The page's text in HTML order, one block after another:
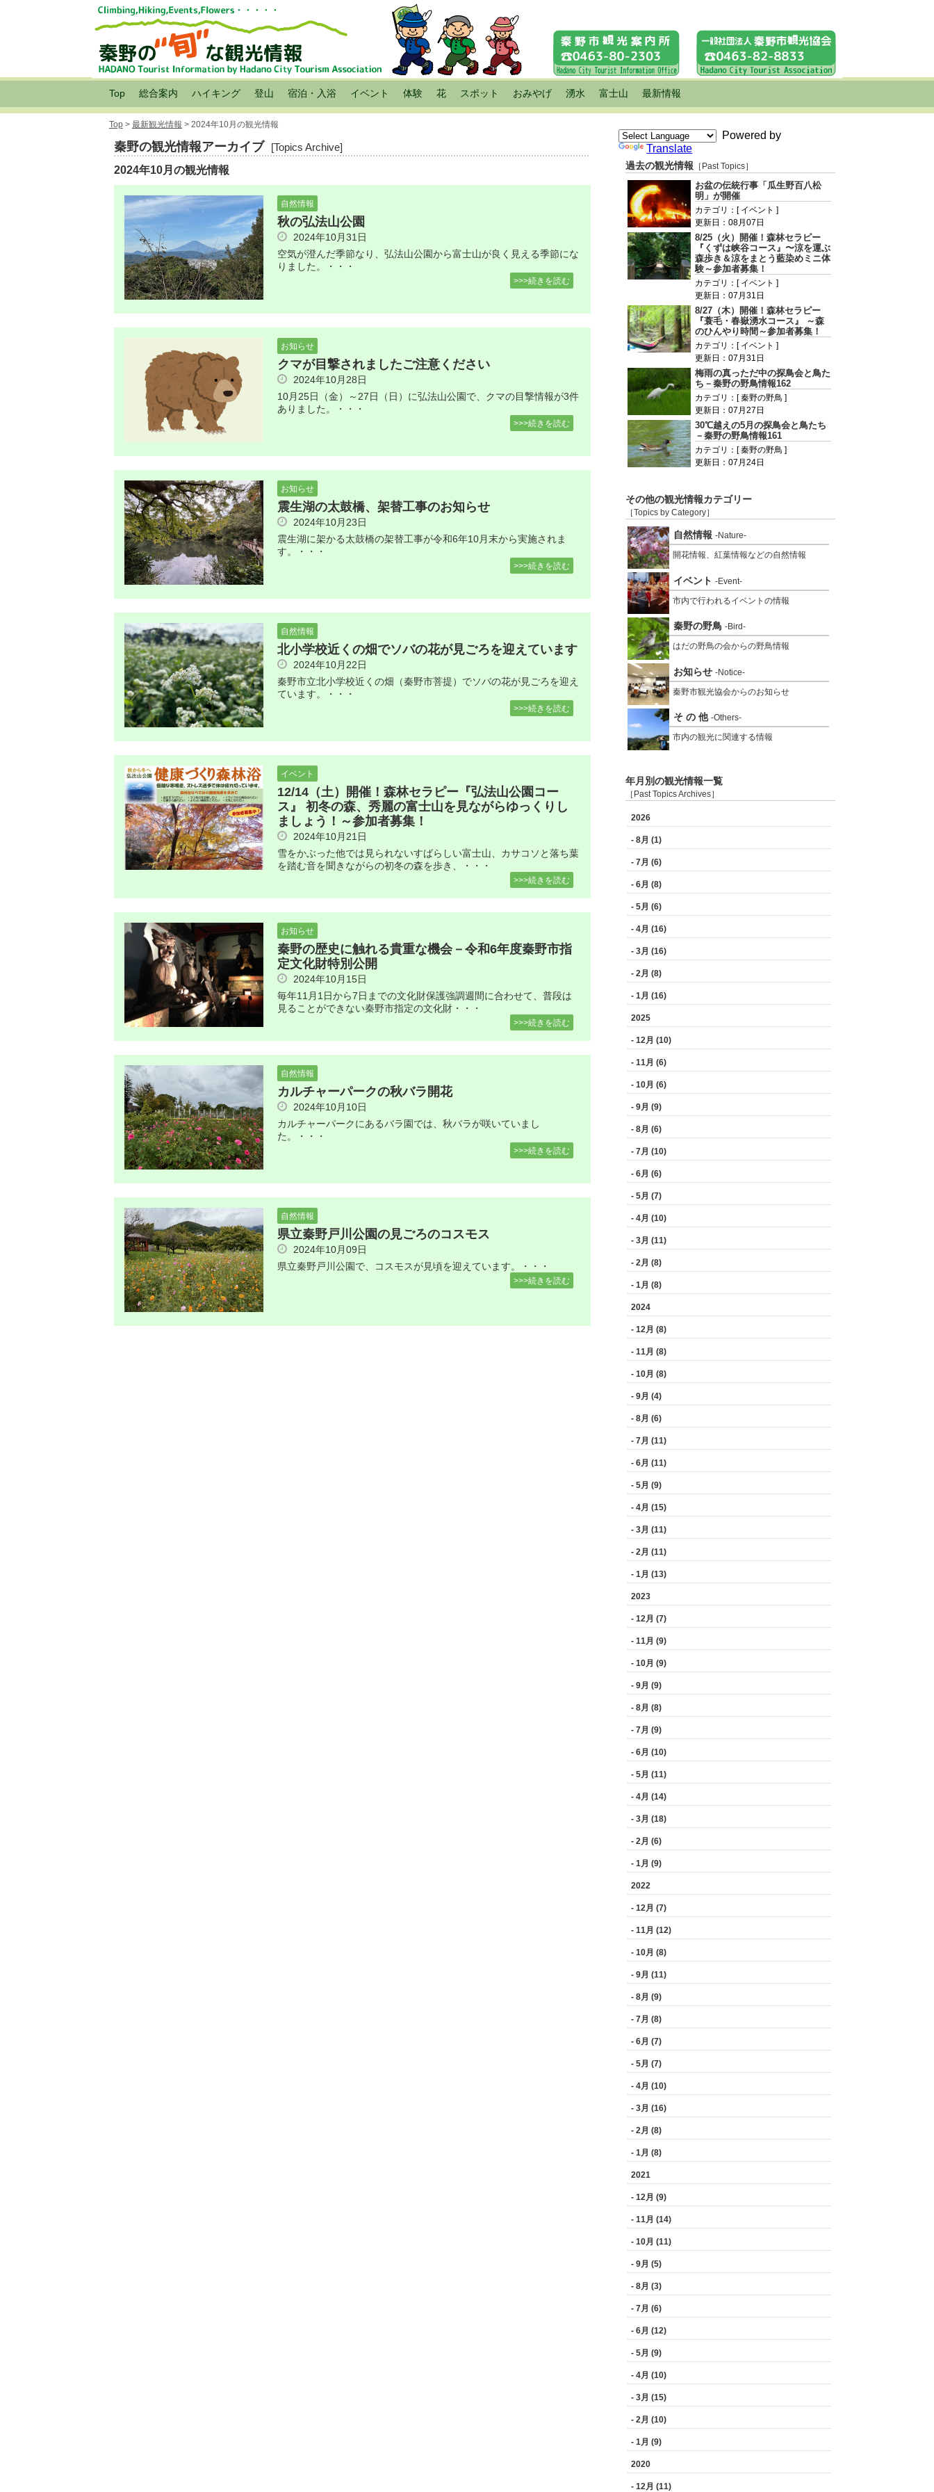
Top 総合案内 ハイキング 登山 宿泊・入浴 イベント 体験 花 スポット おみやげ 湧水 富士山 最新情報
Top> 最新観光情報 > 2024年10月の観光情報
秦野の観光情報アーカイブ [Topics Archive]
2024年10月の観光情報
自然情報
秋の弘法山公園
2024年10月31日
空気が澄んだ季節なり、弘法山公園から富士山が良く見える季節にな
りました。・・・
>>>続きを読む
お知らせ
クマが目撃されましたご注意ください
2024年10月28日
10月25日（金）～27日（日）に弘法山公園で、クマの目撃情報が3件
ありました。・・・
>>>続きを読む
お知らせ
震生湖の太鼓橋、架替工事のお知らせ
2024年10月23日
震生湖に架かる太鼓橋の架替工事が令和6年10月末から実施されま
す。・・・
>>>続きを読む
自然情報
北小学校近くの畑でソバの花が見ごろを迎えています
2024年10月22日
秦野市立北小学校近くの畑（秦野市菩提）でソバの花が見ごろを迎え
ています。・・・
>>>続きを読む
イベント
12/14（土）開催！森林セラピー『弘法山公園コー
ス』 初冬の森、秀麗の富士山を見ながらゆっくりし
ましょう！～参加者募集！
2024年10月21日
雪をかぶった他では見られないすばらしい富士山、カサコソと落ち葉
を踏む音を聞きながらの初冬の森を歩き、・・・
>>>続きを読む
お知らせ
秦野の歴史に触れる貴重な機会－令和6年度秦野市指
定文化財特別公開
2024年10月15日
毎年11月1日から7日までの文化財保護強調週間に合わせて、普段は
見ることができない秦野市指定の文化財・・・
>>>続きを読む
自然情報
カルチャーパークの秋バラ開花
2024年10月10日
カルチャーパークにあるバラ園では、秋バラが咲いていまし
た。・・・
>>>続きを読む
自然情報
県立秦野戸川公園の見ごろのコスモス
2024年10月09日
県立秦野戸川公園で、コスモスが見頃を迎えています。・・・
>>>続きを読む
Powered by
Translate
過去の観光情報 ［Past Topics］
お盆の伝統行事「瓜生野百八松
明」が開催
カテゴリ：[ イベント ]
更新日：08月07日
8/25（火）開催！森林セラピー
『くずは峡谷コース』〜涼を運ぶ
森歩き＆涼をまとう藍染めミニ体
験～参加者募集！
カテゴリ：[ イベント ]
更新日：07月31日
8/27（木）開催！森林セラピー
『蓑毛・春嶽湧水コース』 ～森
のひんやり時間～参加者募集！
カテゴリ：[ イベント ]
更新日：07月31日
梅雨の真っただ中の探鳥会と鳥た
ち－秦野の野鳥情報162
カテゴリ：[ 秦野の野鳥 ]
更新日：07月27日
30℃越えの5月の探鳥会と鳥たち
－秦野の野鳥情報161
カテゴリ：[ 秦野の野鳥 ]
更新日：07月24日
その他の観光情報カテゴリー
［Topics by Category］
自然情報-Nature-
開花情報、紅葉情報などの自然情報
イベント-Event-
市内で行われるイベントの情報
秦野の野鳥-Bird-
はだの野鳥の会からの野鳥情報
お知らせ-Notice-
秦野市観光協会からのお知らせ
そ の 他-Others-
市内の観光に関連する情報
年月別の観光情報一覧
［Past Topics Archives］
2026
- 8月 (1)
- 7月 (6)
- 6月 (8)
- 5月 (6)
- 4月 (16)
- 3月 (16)
- 2月 (8)
- 1月 (16)
2025
- 12月 (10)
- 11月 (6)
- 10月 (6)
- 9月 (9)
- 8月 (6)
- 7月 (10)
- 6月 (6)
- 5月 (7)
- 4月 (10)
- 3月 (11)
- 2月 (8)
- 1月 (8)
2024
- 12月 (8)
- 11月 (8)
- 10月 (8)
- 9月 (4)
- 8月 (6)
- 7月 (11)
- 6月 (11)
- 5月 (9)
- 4月 (15)
- 3月 (11)
- 2月 (11)
- 1月 (13)
2023
- 12月 (7)
- 11月 (9)
- 10月 (9)
- 9月 (9)
- 8月 (8)
- 7月 (9)
- 6月 (10)
- 5月 (11)
- 4月 (14)
- 3月 (18)
- 2月 (6)
- 1月 (9)
2022
- 12月 (7)
- 11月 (12)
- 10月 (8)
- 9月 (11)
- 8月 (9)
- 7月 (8)
- 6月 (7)
- 5月 (7)
- 4月 (10)
- 3月 (16)
- 2月 (8)
- 1月 (8)
2021
- 12月 (9)
- 11月 (14)
- 10月 (11)
- 9月 (5)
- 8月 (3)
- 7月 (6)
- 6月 (12)
- 5月 (9)
- 4月 (10)
- 3月 (15)
- 2月 (10)
- 1月 (9)
2020
- 12月 (11)